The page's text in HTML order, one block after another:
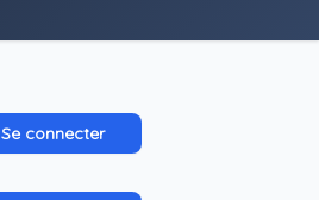
Se connecter